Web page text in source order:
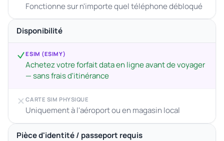
Fonctionne sur n'importe quel téléphone débloqué
Disponibilité
ESIM (ESIMY)
Achetez votre forfait data en ligne avant de voyager
— sans frais d'itinérance
CARTE SIM PHYSIQUE
Uniquement à l'aéroport ou en magasin local
Pièce d'identité / passeport requis